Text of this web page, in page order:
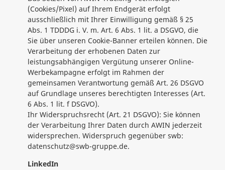
(Cookies/Pixel) auf Ihrem Endgerät erfolgt
ausschließlich mit Ihrer Einwilligung gemäß § 25
Abs. 1 TDDDG i. V. m. Art. 6 Abs. 1 lit. a DSGVO, die
Sie über unseren Cookie-Banner erteilen können. Die
Verarbeitung der erhobenen Daten zur
leistungsabhängigen Vergütung unserer Online-
Werbekampagne erfolgt im Rahmen der
gemeinsamen Verantwortung gemäß Art. 26 DSGVO
auf Grundlage unseres berechtigten Interesses (Art.
6 Abs. 1 lit. f DSGVO).
Ihr Widerspruchsrecht (Art. 21 DSGVO): Sie können
der Verarbeitung Ihrer Daten durch AWIN jederzeit
widersprechen. Widerspruch gegenüber swb:
datenschutz@swb-gruppe.de.
LinkedIn